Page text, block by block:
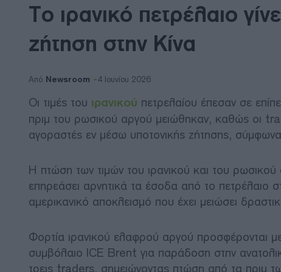
Το ιρανικό πετρέλαιο
ζήτηση στην Κίνα
Από Newsroom 4 Ιουνίου 2026
Οι τιμές του ιρανικού πετρελαίου έπεσαν σε
πριμ του ρωσικού αργού μειώθηκαν, καθώς οι
αγοραστές εν μέσω υποτονικής ζήτησης,
Η πτώση των τιμών του ιρανικού και του
επηρεάσει αρνητικά τα έσοδα από το πετρέλαιο
αμερικανικό αποκλεισμό που έχει μειώσει
Φορτία ιρανικού ελαφρού αργού προσφέρονται
συμβόλαιο ICE Brent για παράδοση στην
τρεις traders, σημειώνοντας πτώση από τα πριμ